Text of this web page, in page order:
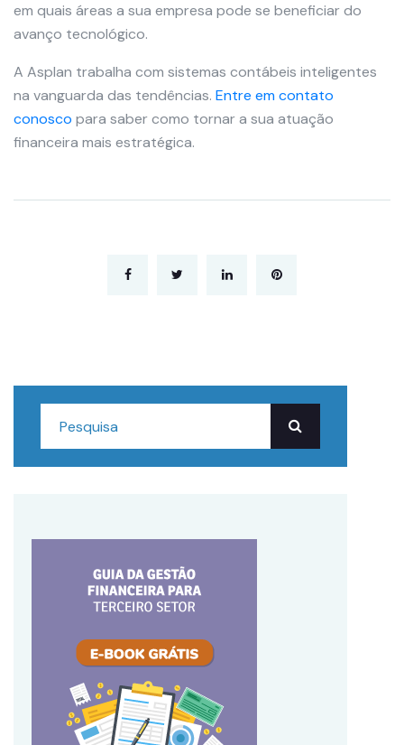
em quais áreas a sua empresa pode se beneficiar do
avanço tecnológico.
A Asplan trabalha com sistemas contábeis inteligentes
na vanguarda das tendências. Entre em contato
conosco para saber como tornar a sua atuação
financeira mais estratégica.